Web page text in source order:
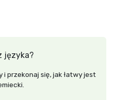
języka?
przekonaj się, jak łatwy jest